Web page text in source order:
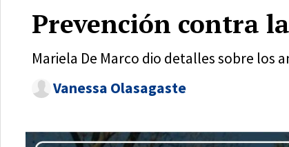
Prevención contra
Mariela De Marco dio detalles sobre los
Vanessa Olasagaste